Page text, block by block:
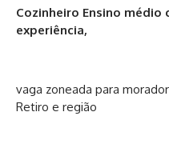
Cozinheiro Ensino
experiência,
vaga zoneada para
Retiro e região